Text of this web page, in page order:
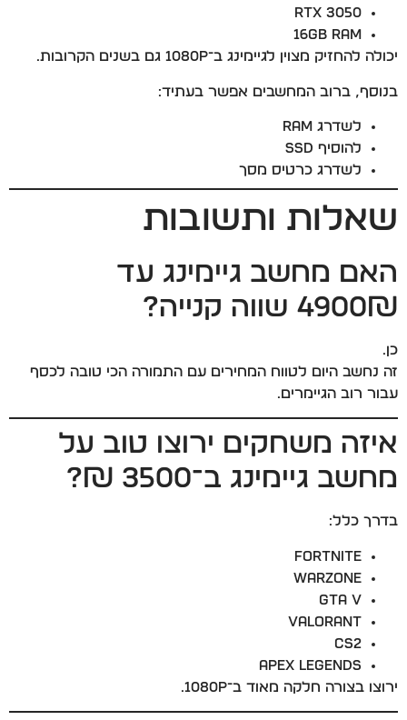
RTX 3050
16GB RAM
יכולה להחזיק מצוין לגיימינג ב־1080P גם בשנים הקרובות.
בנוסף, ברוב המחשבים אפשר בעתיד:
לשדרג RAM
להוסיף SSD
לשדרג כרטיס מסך
שאלות ותשובות
האם מחשב גיימינג עד
4900₪ שווה קנייה?
כן.
זה נחשב היום לטווח המחירים עם התמורה הכי טובה לכסף
עבור רוב הגיימרים.
איזה משחקים ירוצו טוב על
מחשב גיימינג ב־3500 ₪?
בדרך כלל:
Fortnite
Warzone
GTA V
Valorant
CS2
Apex Legends
ירוצו בצורה חלקה מאוד ב־1080P.